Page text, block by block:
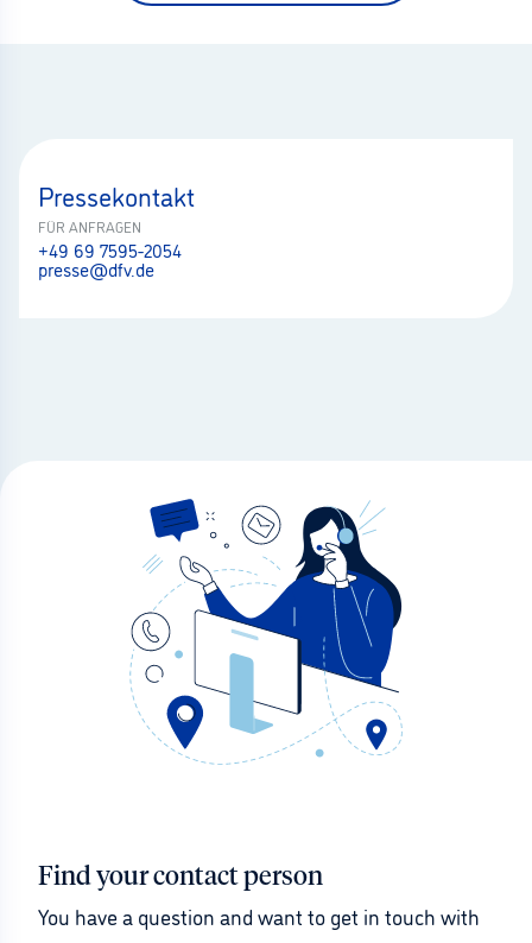
Pressekontakt
FÜR ANFRAGEN
+49 69 7595-2054
presse@dfv.de
Find your contact person
You have a question and want to get in touch with